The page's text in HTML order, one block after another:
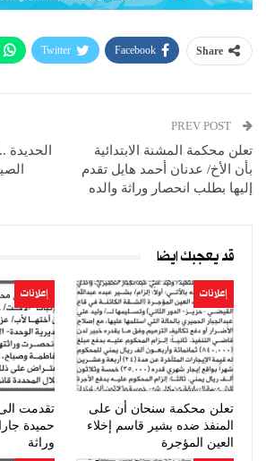
Share
Facebook
Twitter
تعلن محكمة المشنة الابتدائية
بأن الأخ/ عدنان أحمد هايل تقدم
إليها بطلب انحصار وراثة والده
الحديدة
قد يعجبك ايضا
إعلانات
تعلن محكمة سنحان أن على
المنفذ ضده بشير قاسم إخلاء
العين المؤجرة
إعلانات
تقدمت
حميدة
وراثة